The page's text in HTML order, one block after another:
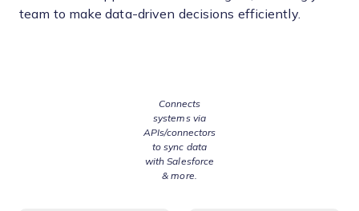
team to make data-driven decisions efficiently.
Connects
systems via
APIs/connectors
to sync data
with Salesforce
& more.